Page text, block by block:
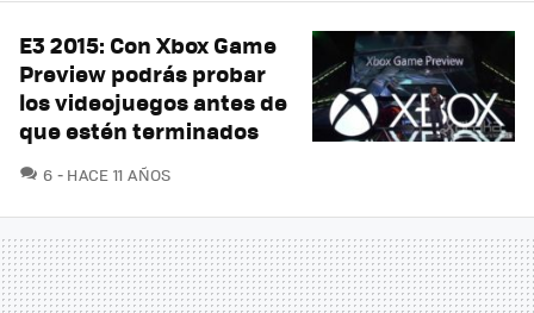
E3 2015: Con Xbox Game
Preview podrás probar
los videojuegos antes de
que estén terminados
6 COMENTARIOS
HACE 11 AÑOS